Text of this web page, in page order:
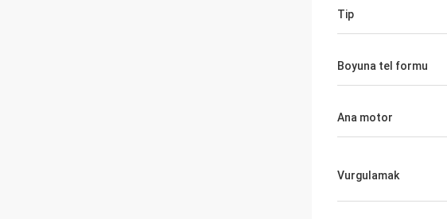
Tip
Boyuna tel formu
Ana motor
Vurgulamak